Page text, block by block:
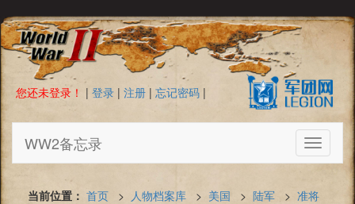
您还未登录！ | 登录 | 注册 | 忘记密码 |
Toggle
WW2备忘录
当前位置： 首页 > 人物档案库 > 美国 > 陆军 > 准将